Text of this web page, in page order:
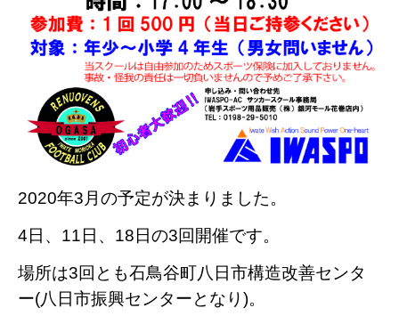
2020年3 月の予定が決まりました。
4日、11日、18日の3回開催です。
場所は3回とも石鳥谷町八日市構造改善センタ
ー(八日市振興センターとなり)。